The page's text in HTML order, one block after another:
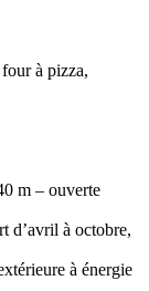
à pizza,
m – ouverte
d’avril à octobre,
à énergie